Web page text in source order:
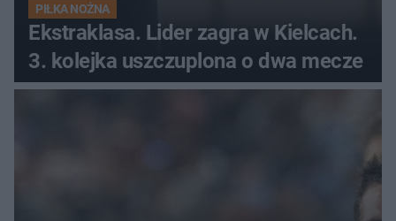
PIŁKA NOŻNA
Ekstraklasa. Lider zagra w Kielcach.
3. kolejka uszczuplona o dwa mecze